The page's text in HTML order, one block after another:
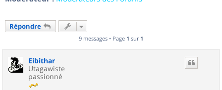
Répondre
9 messages • Page 1 sur 1
Eibithar
Utagawiste
passionné